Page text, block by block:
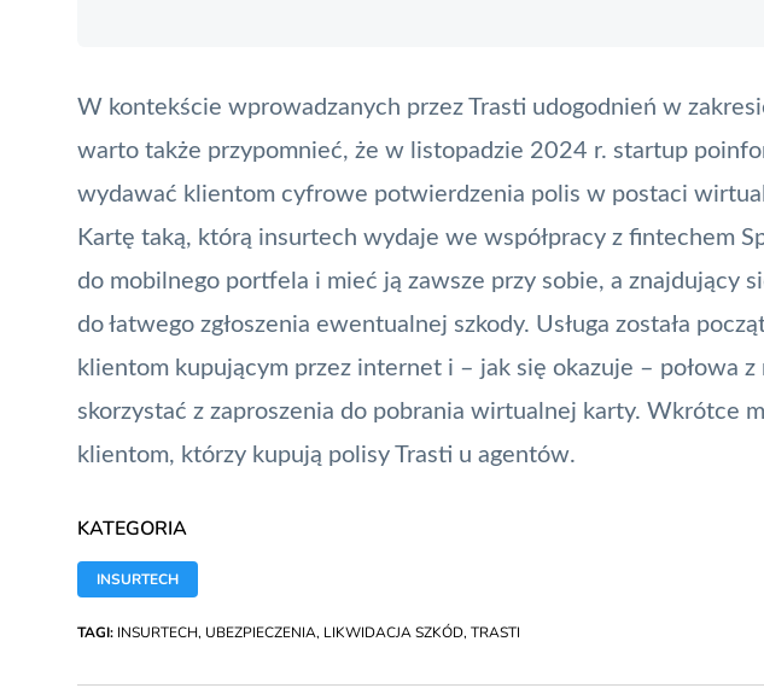
W kontekście wprowadzanych przez Trasti udogodnień w
warto także przypomnieć, że w listopadzie 2024 r. startup
wydawać klientom cyfrowe potwierdzenia polis w postaci
Kartę taką, którą insurtech wydaje we współpracy z fintechem
do mobilnego portfela i mieć ją zawsze przy sobie, a znajdujący
do łatwego zgłoszenia ewentualnej szkody. Usługa została
klientom kupującym przez internet i – jak się okazuje – połowa
skorzystać z zaproszenia do pobrania wirtualnej karty. Wkrótce
klientom, którzy kupują polisy Trasti u agentów.
KATEGORIA
INSURTECH
TAGI: INSURTECH, UBEZPIECZENIA, LIKWIDACJA SZKÓD, TRASTI